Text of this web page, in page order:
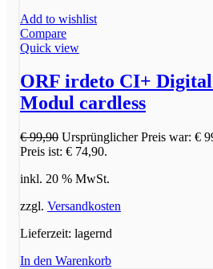
Add to wishlist
Compare
Quick view
ORF irdeto CI+
Modul cardless
€99,90 Ursprünglicher Preis war: €
Preis ist: € 74,90.
inkl. 20 % MwSt.
zzgl. Versandkosten
Lieferzeit: lagernd
In den Warenkorb